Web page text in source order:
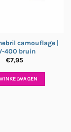
camouflage |
400 bruin
€7,95